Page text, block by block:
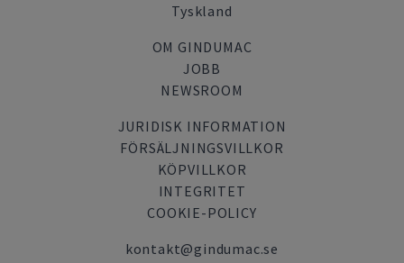
Tyskland
OM GINDUMAC
JOBB
NEWSROOM
JURIDISK INFORMATION
FÖRSÄLJNINGSVILLKOR
KÖPVILLKOR
INTEGRITET
COOKIE-POLICY
kontakt@gindumac.se